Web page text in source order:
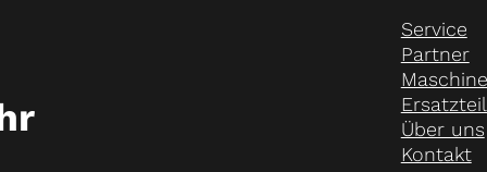
Service
Partner
Über uns
Kontakt